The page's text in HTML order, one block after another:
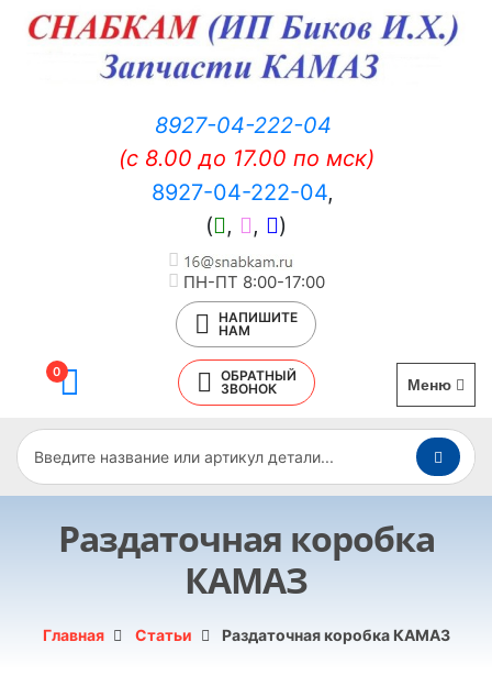
8927-04-222-04
(c 8.00 до 17.00 по мск)
8927-04-222-04,
(
, , )
ПН-ПТ 8:00-17:00
НАПИШИТЕ
НАМ
0
ОБРАТНЫЙ
ЗВОНОК
Меню
Раздаточная коробка
КАМАЗ
Главная Статьи Раздаточная коробка КАМАЗ